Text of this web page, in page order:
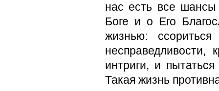
нас есть все
Боге и о Его
жизнью:
несправедливости,
интриги, и
Такая жизнь